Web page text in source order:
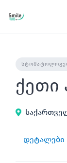
გადასვლა
ქეთი
დეტალები